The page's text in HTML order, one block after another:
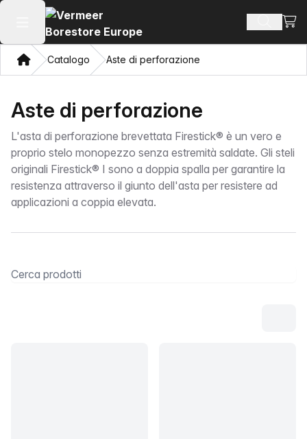
Apri il menu principale Cerca
Home page
Catalogo Aste di perforazione
Aste di perforazione
L'asta di perforazione brevettata Firestick® è un vero e
proprio stelo monopezzo senza estremità saldate. Gli steli
originali Firestick® I sono a doppia spalla per garantire la
resistenza attraverso il giunto dell'asta per resistere ad
applicazioni a coppia elevata.